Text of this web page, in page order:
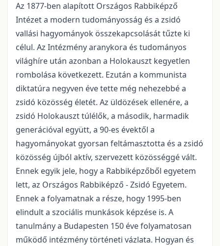
Az 1877-ben alapított Országos Rabbiképző
Intézet a modern tudományosság és a zsidó
vallási hagyományok összekapcsolását tűzte ki
célul. Az Intézmény aranykora és tudományos
világhíre után azonban a Holokauszt kegyetlen
rombolása következett. Ezután a kommunista
diktatúra negyven éve tette még nehezebbé a
zsidó közösség életét. Az üldözések ellenére, a
zsidó Holokauszt túlélők, a második, harmadik
generációval együtt, a 90-es évektől a
hagyományokat gyorsan feltámasztotta és a zsidó
közösség újból aktív, szervezett közösséggé vált.
Ennek egyik jele, hogy a Rabbiképzőből egyetem
lett, az Országos Rabbiképző - Zsidó Egyetem.
Ennek a folyamatnak a része, hogy 1995-ben
elindult a szociális munkások képzése is. A
tanulmány a Budapesten 150 éve folyamatosan
működő intézmény történeti vázlata. Hogyan és